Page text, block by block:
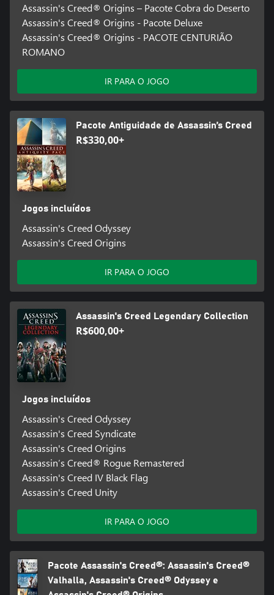
Assassin's Creed® Origins – Pacote Cobra do Deserto
Assassin's Creed® Origins - Pacote Deluxe
Assassin's Creed® Origins - PACOTE CENTURIÃO
ROMANO
IR PARA O JOGO
Pacote Antiguidade de Assassin’s Creed
R$330,00+
Jogos incluídos
Assassin's Creed Odyssey
Assassin's Creed Origins
IR PARA O JOGO
Assassin's Creed Legendary Collection
R$600,00+
Jogos incluídos
Assassin's Creed Odyssey
Assassin's Creed Syndicate
Assassin's Creed Origins
Assassin’s Creed® Rogue Remastered
Assassin's Creed IV Black Flag
Assassin's Creed Unity
IR PARA O JOGO
Pacote Assassin's Creed®: Assassin's Creed®
Valhalla, Assassin's Creed® Odyssey e